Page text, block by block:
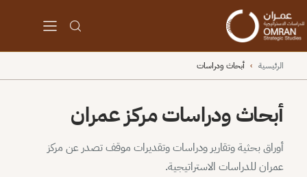
الرئيسية › أبحاث ودراسات
أبحاث ودراسات مركز عمران
أوراق بحثية وتقارير ودراسات وتقديرات موقف تصدر عن مركز
عمران للدراسات الاستراتيجية.